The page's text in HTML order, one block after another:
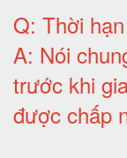
Q: Thời
A: Nói
trước khi
được chấp